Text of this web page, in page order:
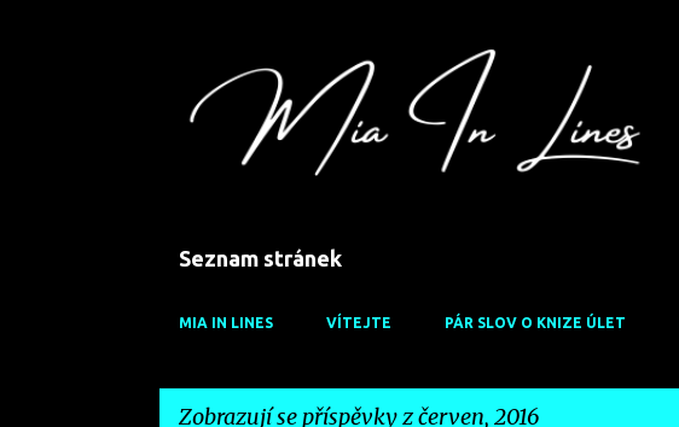
Seznam stránek
MIA IN LINES VÍTEJTE PÁR SLOV O KNIZE ÚLET
Zobrazují se příspěvky z červen, 2016